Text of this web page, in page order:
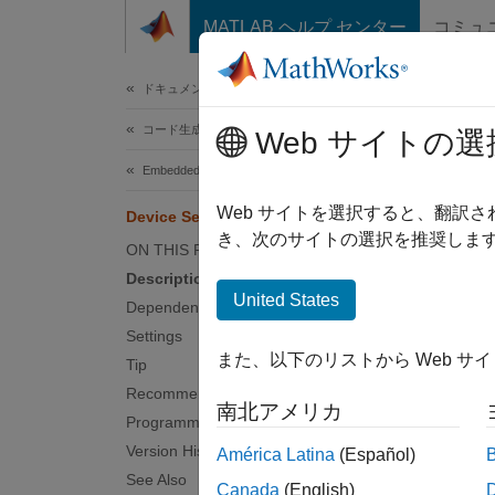
コンテンツへスキップ
MATLAB ヘルプ センター コミュ
ドキュメンテーションのホーム
コード生成
Embedded Coder
Device Series
ON THIS PAGE
Description
Dependencies
Settings
Tip
Recommended Settings
Programmatic Use
Version History
See Also
Since
Web サイトの選
Web サイトを選択すると、翻訳
き、次のサイトの選択を推奨しま
United States
また、以下のリストから Web サ
南北アメリカ
América Latina (Español)
Canada (English)